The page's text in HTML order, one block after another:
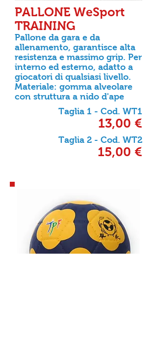
PALLONE WeSport
TRAINING
Pallone da gara e da
allenamento, garantisce alta
resistenza e massimo grip. Per
interno ed esterno, adatto a
giocatori di qualsiasi livello.
Materiale: gomma alveolare
con struttura a nido d'ape
Taglia 1 - Cod. WT1
13,00 €
Taglia 2 - Cod. WT2
15,00 €